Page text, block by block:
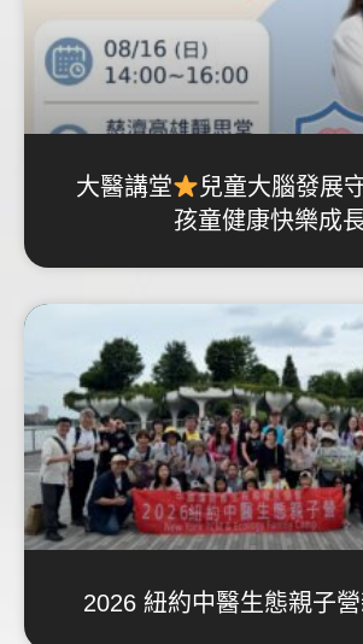
大醫講堂
兒童大腦發展
孩童健康快樂成
2026 紐約中醫生態親子